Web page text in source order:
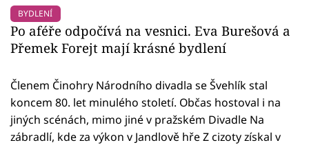
BYDLENÍ
Po aféře odpočívá na vesnici. Eva Burešová a
Přemek Forejt mají krásné bydlení
Členem Činohry Národního divadla se Švehlík stal
koncem 80. let minulého století. Občas hostoval i na
jiných scénách, mimo jiné v pražském Divadle Na
zábradlí, kde za výkon v Jandlově hře Z cizoty získal v